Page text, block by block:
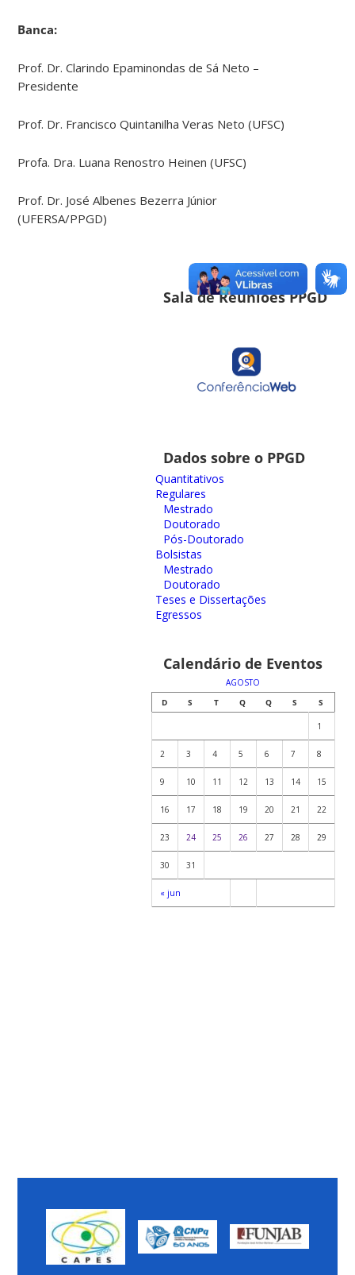
Banca:
Prof. Dr. Clarindo Epaminondas de Sá Neto –
Presidente
Prof. Dr. Francisco Quintanilha Veras Neto (UFSC)
Profa. Dra. Luana Renostro Heinen (UFSC)
Prof. Dr. José Albenes Bezerra Júnior
(UFERSA/PPGD)
Sala de Reuniões PPGD
Dados sobre o PPGD
Quantitativos
Regulares
Mestrado
Doutorado
Pós-Doutorado
Bolsistas
Mestrado
Doutorado
Teses e Dissertações
Egressos
Calendário de Eventos
AGOSTO
D
S T Q Q S S
« jun
1
2 3 4 5 6 7 8
9 10 11 12 13 14 15
16 17 18 19 20 21 22
23 24 25 26 27 28 29
30 31